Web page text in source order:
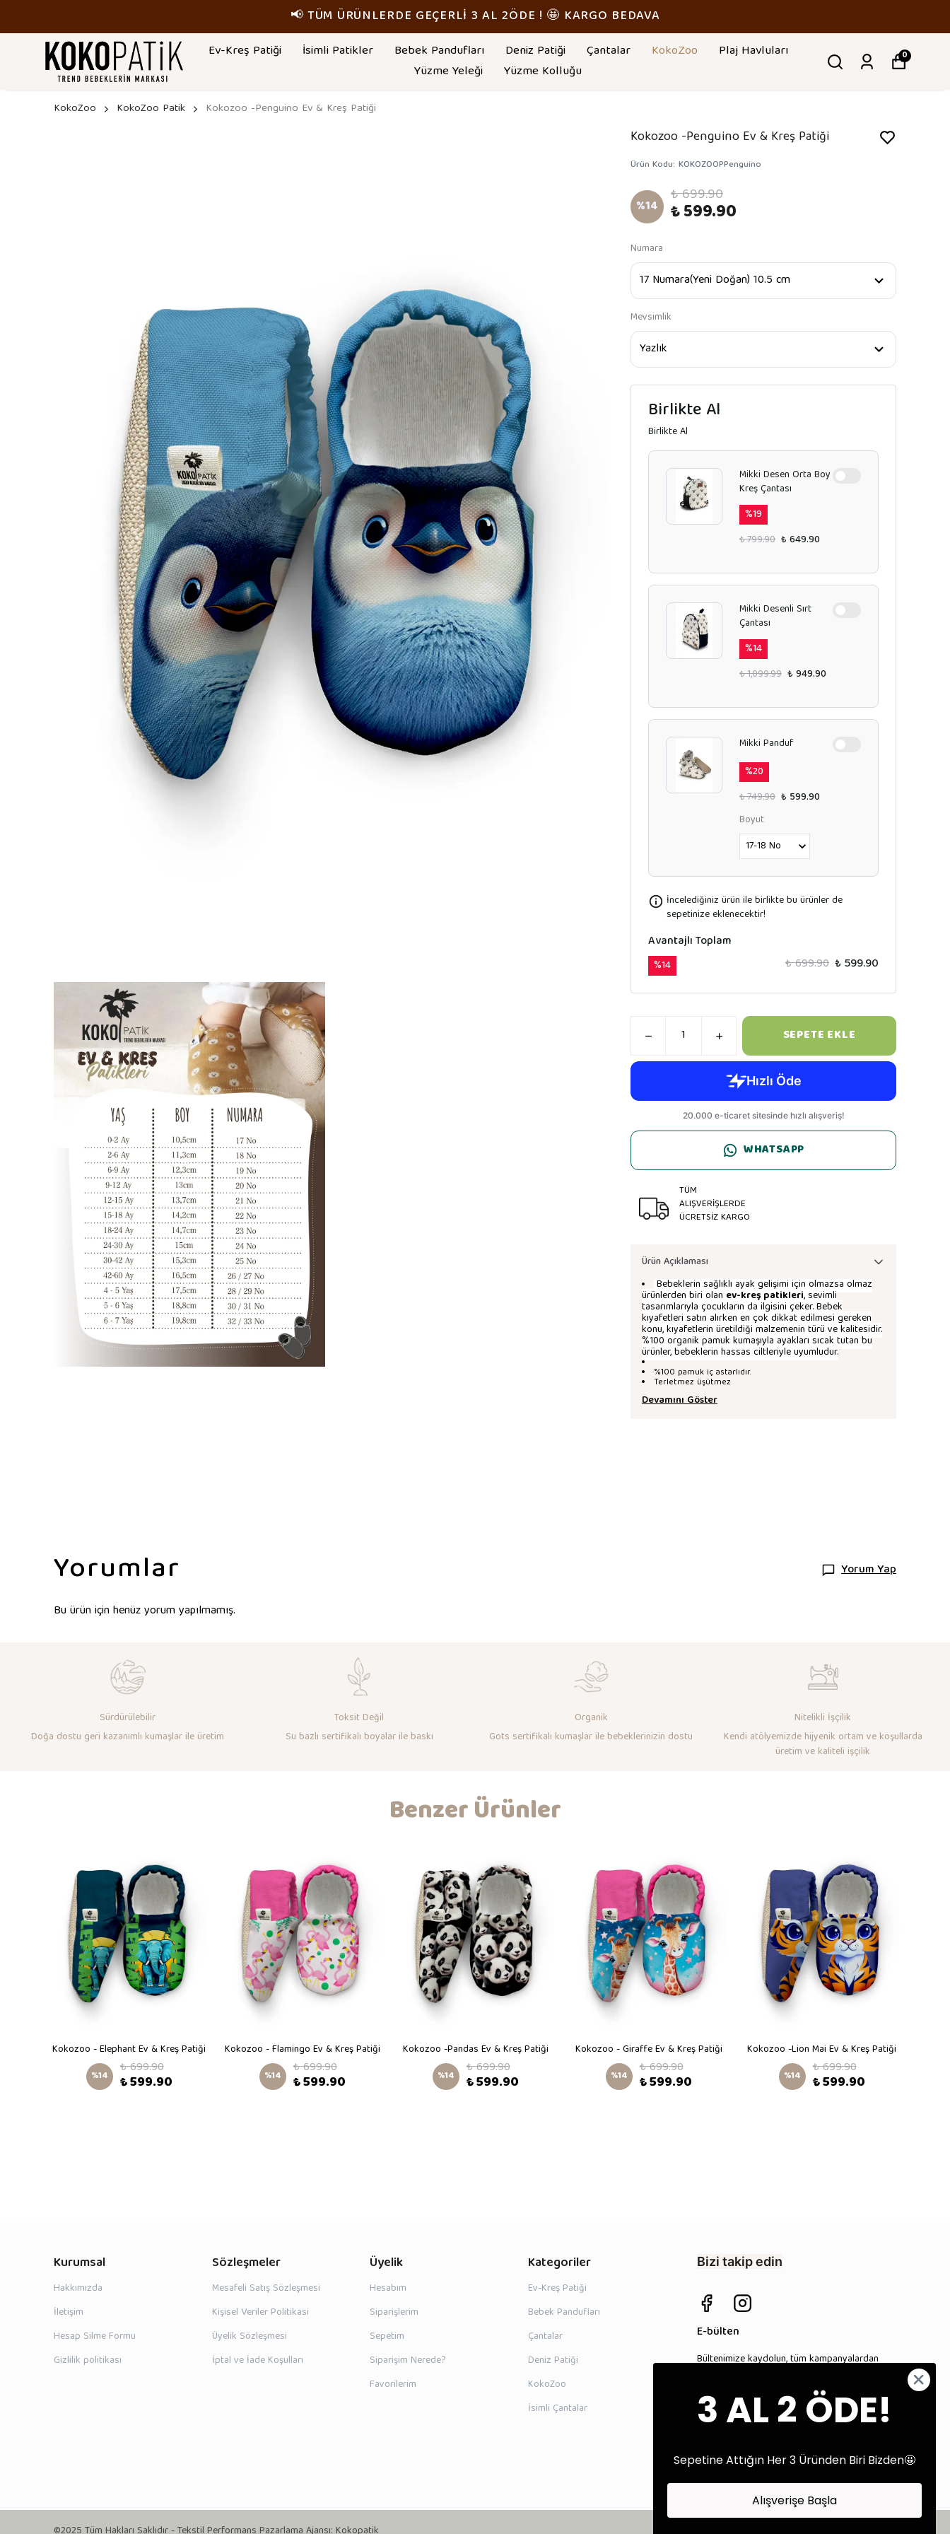
📢 TÜM ÜRÜNLERDE GEÇERLİ 3 AL 2ÖDE ! 🤩 KARGO BEDAVA
Ev-Kreş Patiği İsimli Patikler Bebek Pandufları Deniz Patiği Çantalar KokoZoo
Plaj Havluları
Yüzme Yeleği
Yüzme Kolluğu
0
KokoZoo KokoZoo Patik Kokozoo -Penguino Ev & Kreş Patiği
Kokozoo -Penguino Ev & Kreş Patiği
Ürün Kodu: KOKOZOOPPenguino
%14 ₺ 699.90
₺ 599.90
Numara
Mevsimlik
Birlikte Al
Birlikte Al
Mikki Desen Orta Boy
Kreş Çantası
%19
₺ 799.90 ₺ 649.90
Mikki Desenli Sırt
Çantası
%14
₺ 1,099.99 ₺ 949.90
Mikki Panduf
%20
₺ 749.90 ₺ 599.90
Boyut
İncelediğiniz ürün ile birlikte bu ürünler de
sepetinize eklenecektir!
Avantajlı Toplam
%14 ₺ 699.90 ₺ 599.90
SEPETE EKLE
WHATSAPP
TÜM
ALIŞVERİŞLERDE
ÜCRETSİZ KARGO
Ürün Açıklaması
Bebeklerin sağlıklı ayak gelişimi için olmazsa olmaz
ürünlerden biri olan ev-kreş patikleri, sevimli
tasarımlarıyla çocukların da ilgisini çeker. Bebek
kıyafetleri satın alırken en çok dikkat edilmesi gereken
konu, kıyafetlerin üretildiği malzemenin türü ve kalitesidir.
%100 organik pamuk kumaşıyla ayakları sıcak tutan bu
ürünler, bebeklerin hassas ciltleriyle uyumludur.
%100 pamuk iç astarlıdır.
Terletmez üşütmez
Devamını Göster
Yorumlar Yorum Yap
Bu ürün için henüz yorum yapılmamış.
Sürdürülebilir
Doğa dostu geri kazanımlı kumaşlar ile üretim
Toksit Değil
Su bazlı sertifikalı boyalar ile baskı
Organik
Gots sertifikalı kumaşlar ile bebeklerinizin dostu
Nitelikli İşçilik
Kendi atölyemizde hijyenik ortam ve koşullarda
üretim ve kaliteli işçilik
Benzer Ürünler
Kokozoo - Elephant Ev & Kreş Patiği
%14 ₺ 699.90
₺ 599.90
Kokozoo - Flamingo Ev & Kreş Patiği
%14 ₺ 699.90
₺ 599.90
Kokozoo -Pandas Ev & Kreş Patiği
%14 ₺ 699.90
₺ 599.90
Kokozoo - Giraffe Ev & Kreş Patiği
%14 ₺ 699.90
₺ 599.90
Kokozoo -Lion Mai Ev & Kreş Patiği
%14 ₺ 699.90
₺ 599.90
Kurumsal
Hakkımızda
İletişim
Hesap Silme Formu
Gizlilik politikası
Sözleşmeler
Mesafeli Satış Sözleşmesi
Kişisel Veriler Politikasi
Üyelik Sözleşmesi
İptal ve İade Koşulları
Üyelik
Hesabım
Siparişlerim
Sepetim
Siparişim Nerede?
Favorilerim
Kategoriler
Ev-Kreş Patiği
Bebek Pandufları
Çantalar
Deniz Patiği
KokoZoo
İsimli Çantalar
Bizi takip edin
E-bülten
Bültenimize kaydolun, tüm kampanyalardan
Kaydol
3 AL 2 ÖDE!
Sepetine Attığın Her 3 Üründen Biri Bizden🤩
Alışverişe Başla